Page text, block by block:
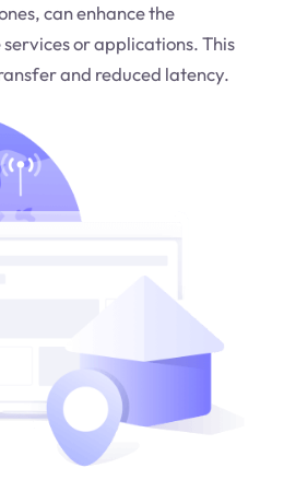
can enhance the
or applications. This
and reduced latency.